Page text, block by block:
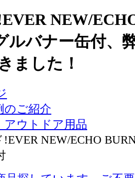
NEW/
ルバナー缶付、
ました！
のご紹介
アウトドア用品
NEW/ECHO